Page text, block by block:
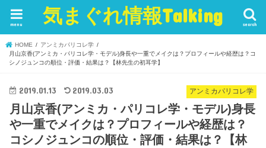
気まぐれ情報Talking search
menu
HOME
アンミカパリコレ学
月山京香(アンミカ・パリコレ学・モデル)身長や一重でメイクは？プロフィールや経歴は？コ
シノジュンコの順位・評価・結果は？【林先生の初耳学】
アンミカパリコレ学
2019.01.13 2019.03.03
月山京香(アンミカ・パリコレ学・モデル)身長
や一重でメイクは？プロフィールや経歴は？
コシノジュンコの順位・評価・結果は？【林